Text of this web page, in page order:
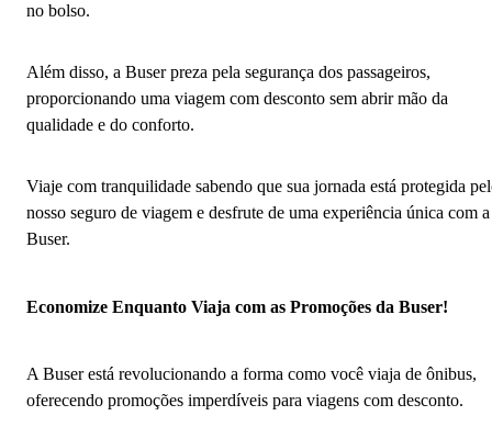
no bolso.
Além disso, a Buser preza pela segurança dos passageiros,
proporcionando uma viagem com desconto sem abrir mão da
qualidade e do conforto.
Viaje com tranquilidade sabendo que sua jornada está protegida
nosso seguro de viagem e desfrute de uma experiência única com a
Buser.
Economize Enquanto Viaja com as Promoções da Buser!
A Buser está revolucionando a forma como você viaja de ônibus,
oferecendo promoções imperdíveis para viagens com desconto.